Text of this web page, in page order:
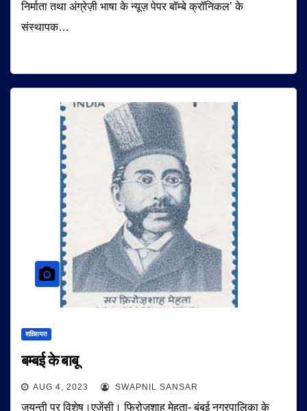
निर्माता तथा अंग्रेज़ी भाषा के न्यूज़ पेपर बॉम्बे क्रॉनिकल’ के
संस्थापक…
शख़्सियत
बम्बई के बाबू
AUG 4, 2023 SWAPNIL SANSAR
जयन्ती पर विशेष।एजेंसी। फिरोज़शाह मेहता- बंबई नगरपालिका के